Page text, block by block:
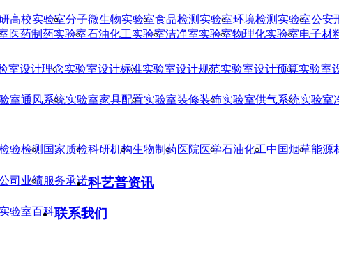
高校实验室分子微生物实验室食品检测实验室环境检测实验室公安
医药制药实验室石油化工实验室洁净室实验室物理化实验室电子材
室设计理念实验室设计标准实验室设计规范实验室设计预算实验室
室通风系统实验室家具配置实验室装修装饰实验室供气系统实验室
验检测 国家质检科研机构生物制药医院医学石油化工中国烟草能源
司业绩服务承诺科艺普资讯
实验室百科联系我们